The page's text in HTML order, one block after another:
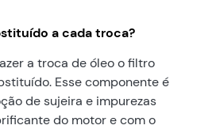
a cada troca?
a troca de óleo o filtro
Esse componente é
de sujeira e impurezas
do motor e com o